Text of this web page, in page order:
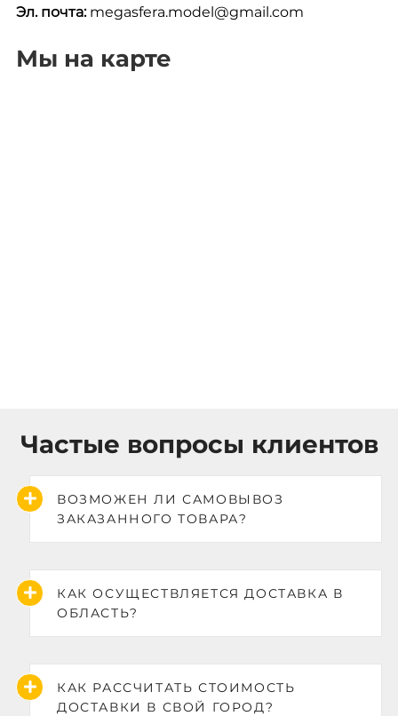
Эл. почта:megasfera.model@gmail.com
Мы на карте
Частые вопросы клиентов
ВОЗМОЖЕН ЛИ САМОВЫВОЗ
ЗАКАЗАННОГО ТОВАРА?
КАК ОСУЩЕСТВЛЯЕТСЯ ДОСТАВКА В
ОБЛАСТЬ?
КАК РАССЧИТАТЬ СТОИМОСТЬ
ДОСТАВКИ В СВОЙ ГОРОД?